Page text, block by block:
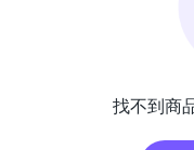
找不到商